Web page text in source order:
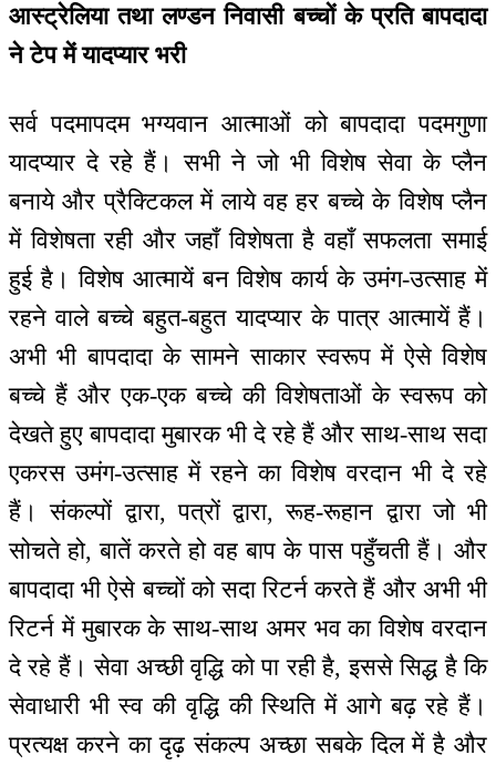
आस्ट्रेलिया तथा लण्डन निवासी बच्चों के प्रति बापदादा
ने टेप में यादप्यार भरी
सर्व पदमापदम भग्यवान आत्माओं को बापदादा पदमगुणा
यादप्यार दे रहे हैं। सभी ने जो भी विशेष सेवा के प्लैन
बनाये और प्रैक्टिकल में लाये वह हर बच्चे के विशेष प्लैन
में विशेषता रही और जहाँ विशेषता है वहाँ सफलता समाई
हुई है। विशेष आत्मायें बन विशेष कार्य के उमंग-उत्साह में
रहने वाले बच्चे बहुत-बहुत यादप्यार के पात्र आत्मायें हैं।
अभी भी बापदादा के सामने साकार स्वरूप में ऐसे विशेष
बच्चे हैं और एक-एक बच्चे की विशेषताओं के स्वरूप को
देखते हुए बापदादा मुबारक भी दे रहे हैं और साथ-साथ सदा
एकरस उमंग-उत्साह में रहने का विशेष वरदान भी दे रहे
हैं। संकल्पों द्वारा, पत्रों द्वारा, रूह-रूहान द्वारा जो भी
सोचते हो, बातें करते हो वह बाप के पास पहुँचती हैं। और
बापदादा भी ऐसे बच्चों को सदा रिटर्न करते हैं और अभी भी
रिटर्न में मुबारक के साथ-साथ अमर भव का विशेष वरदान
दे रहे हैं। सेवा अच्छी वृद्धि को पा रही है, इससे सिद्ध है कि
सेवाधारी भी स्व की वृद्धि की स्थिति में आगे बढ़ रहे हैं।
प्रत्यक्ष करने का दृढ़ संकल्प अच्छा सबके दिल में है और